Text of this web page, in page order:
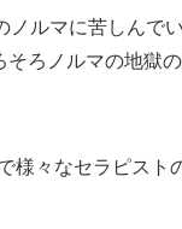
ルマに苦しんで
ろノルマの地獄
様々なセラピス